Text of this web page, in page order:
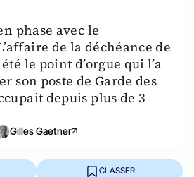
phase avec le
de la déchéance de
le point d’orgue qui l’a
son poste de Garde des
depuis plus de 3
Gilles Gaetner
CLASSER